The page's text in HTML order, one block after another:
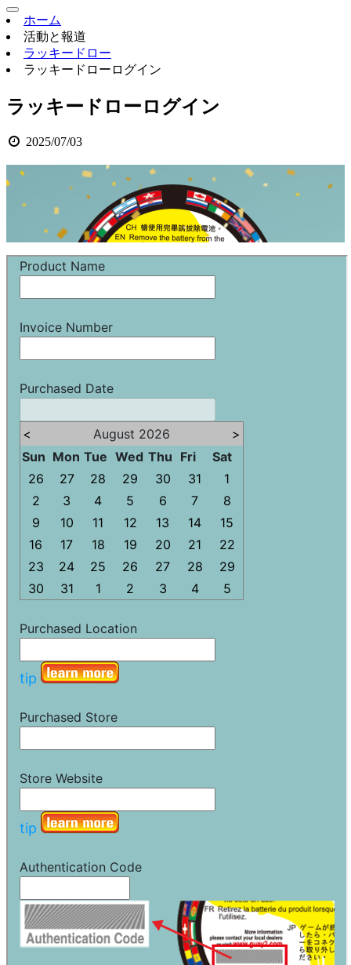
ホーム
活動と報道
ラッキードロー
ラッキードローログイン
ラッキードローログイン
2025/07/03